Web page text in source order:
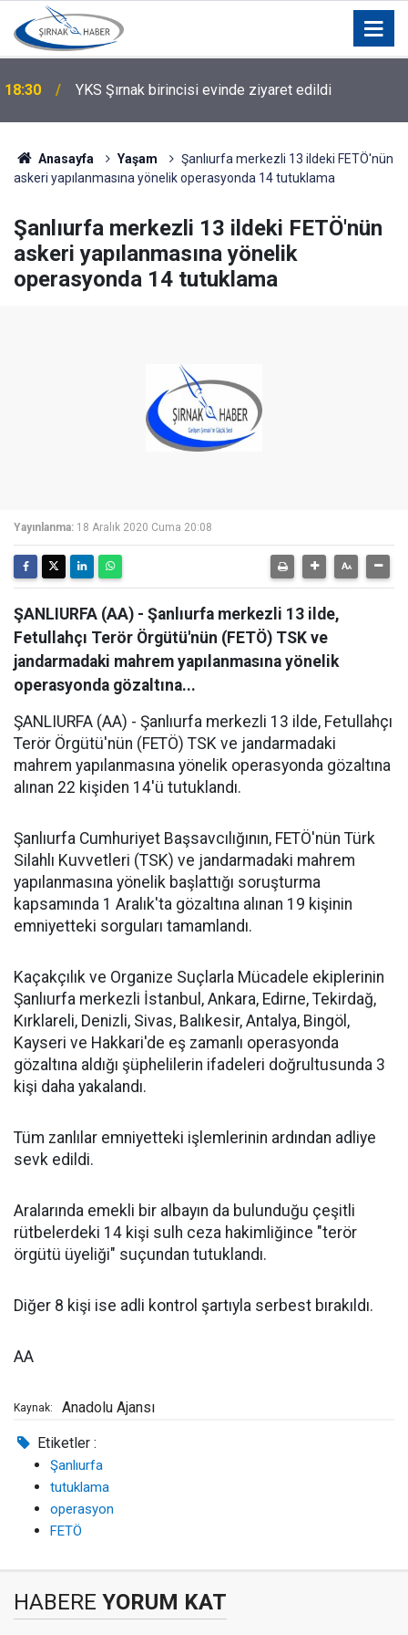
18:30 YKS Şırnak birincisi evinde ziyaret edildi
Anasayfa Yaşam
Şanlıurfa merkezli 13 ildeki FETÖ'nün
askeri yapılanmasına yönelik operasyonda 14 tutuklama
Şanlıurfa merkezli 13 ildeki FETÖ'nün
askeri yapılanmasına yönelik
operasyonda 14 tutuklama
Yayınlanma: 18 Aralık 2020 Cuma 20:08
ŞANLIURFA (AA) - Şanlıurfa merkezli 13 ilde,
Fetullahçı Terör Örgütü'nün (FETÖ) TSK ve
jandarmadaki mahrem yapılanmasına yönelik
operasyonda gözaltına...
ŞANLIURFA (AA) - Şanlıurfa merkezli 13 ilde, Fetullahçı
Terör Örgütü'nün (FETÖ) TSK ve jandarmadaki
mahrem yapılanmasına yönelik operasyonda gözaltına
alınan 22 kişiden 14'ü tutuklandı.
Şanlıurfa Cumhuriyet Başsavcılığının, FETÖ'nün Türk
Silahlı Kuvvetleri (TSK) ve jandarmadaki mahrem
yapılanmasına yönelik başlattığı soruşturma
kapsamında 1 Aralık'ta gözaltına alınan 19 kişinin
emniyetteki sorguları tamamlandı.
Kaçakçılık ve Organize Suçlarla Mücadele ekiplerinin
Şanlıurfa merkezli İstanbul, Ankara, Edirne, Tekirdağ,
Kırklareli, Denizli, Sivas, Balıkesir, Antalya, Bingöl,
Kayseri ve Hakkari'de eş zamanlı operasyonda
gözaltına aldığı şüphelilerin ifadeleri doğrultusunda 3
kişi daha yakalandı.
Tüm zanlılar emniyetteki işlemlerinin ardından adliye
sevk edildi.
Aralarında emekli bir albayın da bulunduğu çeşitli
rütbelerdeki 14 kişi sulh ceza hakimliğince "terör
örgütü üyeliği" suçundan tutuklandı.
Diğer 8 kişi ise adli kontrol şartıyla serbest bırakıldı.
AA
Kaynak: Anadolu Ajansı
Etiketler :
Şanlıurfa
tutuklama
operasyon
FETÖ
HABERE YORUM KAT